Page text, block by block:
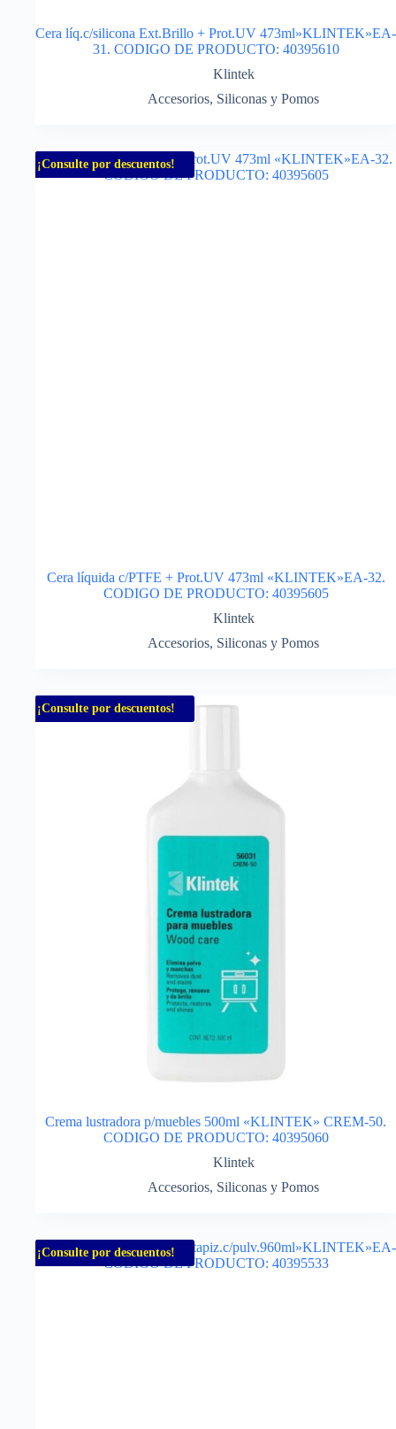
Cera líq.c/silicona Ext.Brillo + Prot.UV 473ml»KLINTEK»EA-
31. CODIGO DE PRODUCTO: 40395610
Klintek
Accesorios, Siliconas y Pomos
¡Consulte por descuentos!
Cera líquida c/PTFE + Prot.UV 473ml «KLINTEK»EA-32.
CODIGO DE PRODUCTO: 40395605
Klintek
Accesorios, Siliconas y Pomos
¡Consulte por descuentos!
Crema lustradora p/muebles 500ml «KLINTEK» CREM-50.
CODIGO DE PRODUCTO: 40395060
Klintek
Accesorios, Siliconas y Pomos
¡Consulte por descuentos!